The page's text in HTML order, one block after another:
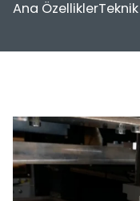
Ana Özellikler